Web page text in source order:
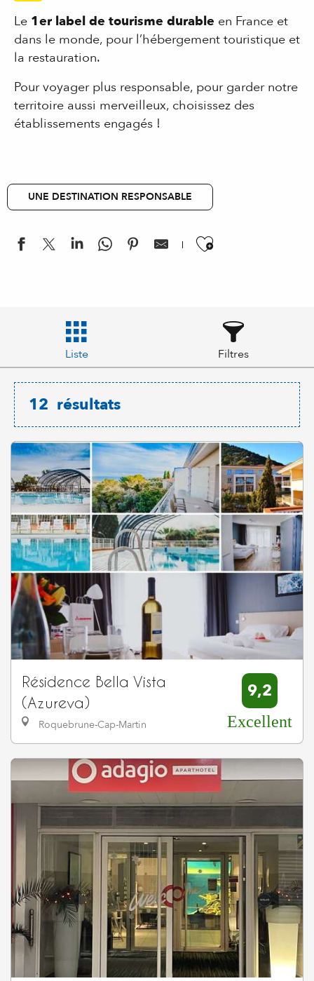
Le 1er label de tourisme durable en France et
dans le monde, pour l’hébergement touristique et
la restauration.
Pour voyager plus responsable, pour garder notre
territoire aussi merveilleux, choisissez des
établissements engagés !
UNE DESTINATION RESPONSABLE
Ajouter
Liste Filtres
12 résultats
Résidence Bella Vista
(Azureva)
Roquebrune-Cap-Martin
9,2
Excellent